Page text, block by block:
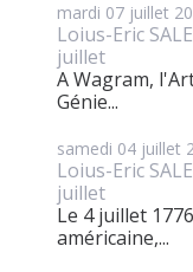
mardi 07 juillet
Loius-Eric
juillet
A Wagram,
Génie...
samedi 04 juillet
Loius-Eric
juillet
Le 4 juillet
américaine,...